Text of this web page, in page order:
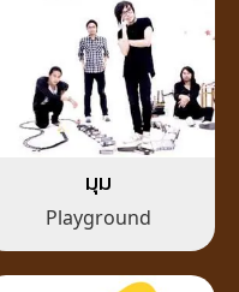
มุม
Playground